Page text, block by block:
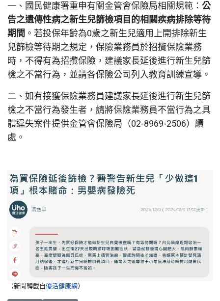
一、國民健康署重申有關金管會保險局相關規範： 公
告之遺傳性病之新生兒篩檢項目的相關疾病排除等待
期間 。若投保年齡為0歲之新生兒適用上開排除新生
兒篩檢等待期之規定，保險業務員於招攬保險業務
時，不得有為招攬保險，建議家長延後進行新生兒篩
檢之不當行為，並請各保險公司列入教育訓練宣導。
二、如有接獲保險業務員建議家長延後進行新生兒篩
檢之不當行為發生者，請將保險業務員不當行為之具
體違失案件提供金管會保險局（02-8969-2506）續
處。
（新聞轉載自優活健康網）